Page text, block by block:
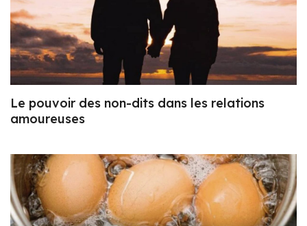
Le pouvoir des non-dits dans les relations
amoureuses